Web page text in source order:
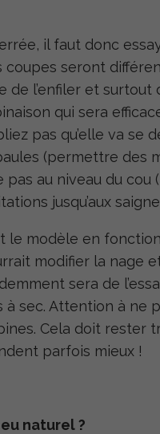
il faut donc
coupes seront
de l’enfiler et
qui sera
pas qu’elle va se
(permettre des
au niveau du cou
jusqu’aux
le modèle en
modifier la nage
sera de
sec. Attention à ne
Cela doit rester
parfois mieux !
naturel ?